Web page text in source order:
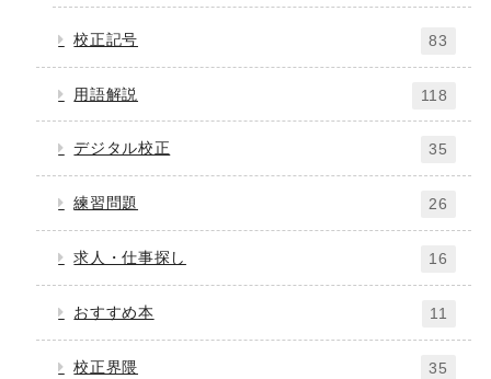
校正記号 83
用語解説 118
デジタル校正 35
練習問題 26
求人・仕事探し 16
おすすめ本 11
校正界隈 35